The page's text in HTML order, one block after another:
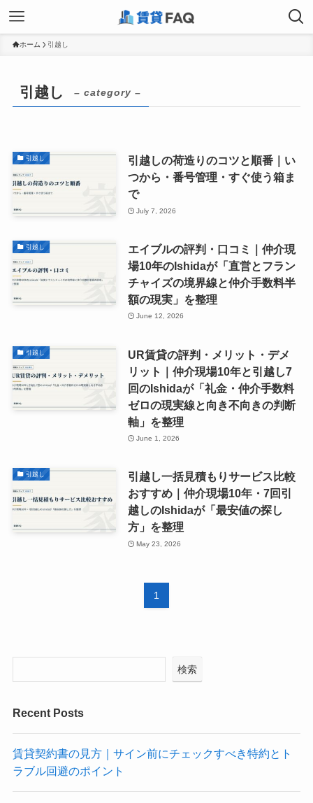
ホーム 引越し
引越し – category –
引越し
引越しの荷造りのコツと順番｜い
つから・番号管理・すぐ使う箱ま
で
July 7, 2026
引越し
エイブルの評判・口コミ｜仲介現
場10年のIshidaが「直営とフラン
チャイズの境界線と仲介手数料半
額の現実」を整理
June 12, 2026
引越し
UR賃貸の評判・メリット・デメ
リット｜仲介現場10年と引越し7
回のIshidaが「礼金・仲介手数料
ゼロの現実線と向き不向きの判断
軸」を整理
June 1, 2026
引越し
引越し一括見積もりサービス比較
おすすめ｜仲介現場10年・7回引
越しのIshidaが「最安値の探し
方」を整理
May 23, 2026
1
検索
Recent Posts
賃貸契約書の見方｜サイン前にチェックすべき特約とト
ラブル回避のポイント